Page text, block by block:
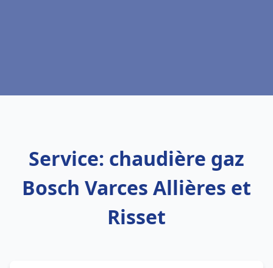
Service: chaudière gaz
Bosch Varces Allières et
Risset